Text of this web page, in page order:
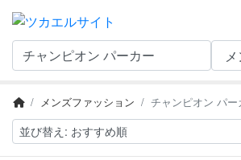
メンズファッション チャンピオン パー